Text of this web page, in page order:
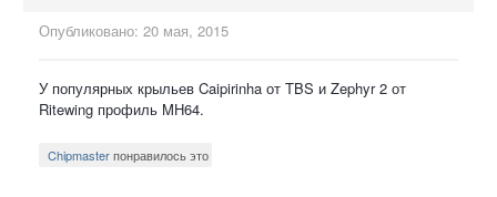
Опубликовано: 20 мая, 2015
У популярных крыльев Caipirinha от TBS и Zephyr 2 от
Ritewing профиль MH64.
Chipmasterпонравилось это